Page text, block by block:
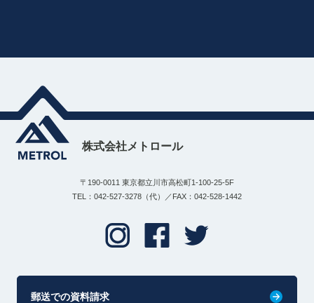
株式会社メトロール
〒190-0011 東京都立川市高松町1-100-25-5F
TEL：042-527-3278（代）／FAX：042-528-1442
郵送での資料請求